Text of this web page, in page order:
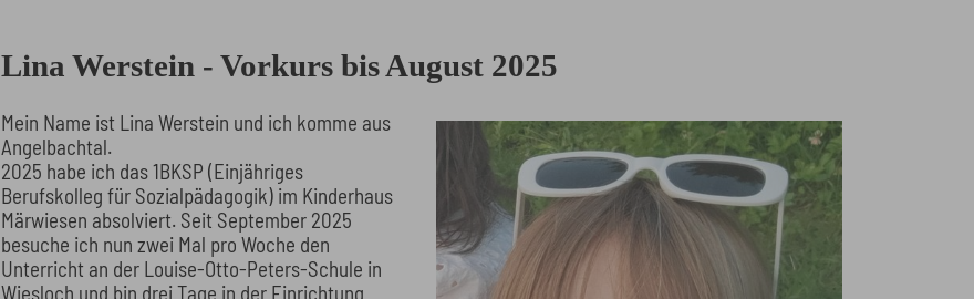
Lina Werstein - Vorkurs bis August 2025
Mein Name ist Lina Werstein und ich komme aus
Angelbachtal.
2025 habe ich das 1BKSP (Einjähriges
Berufskolleg für Sozialpädagogik) im Kinderhaus
Märwiesen absolviert. Seit September 2025
besuche ich nun zwei Mal pro Woche den
Unterricht an der Louise-Otto-Peters-Schule in
Wiesloch und bin drei Tage in der Einrichtung